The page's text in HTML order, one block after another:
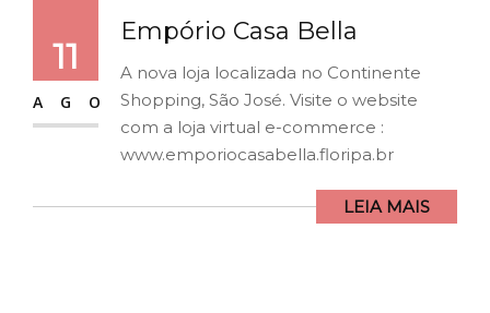
11
AGO
Empório Casa Bella
A nova loja localizada no Continente
Shopping, São José. Visite o website
com a loja virtual e-commerce :
www.emporiocasabella.floripa.br
LEIA MAIS